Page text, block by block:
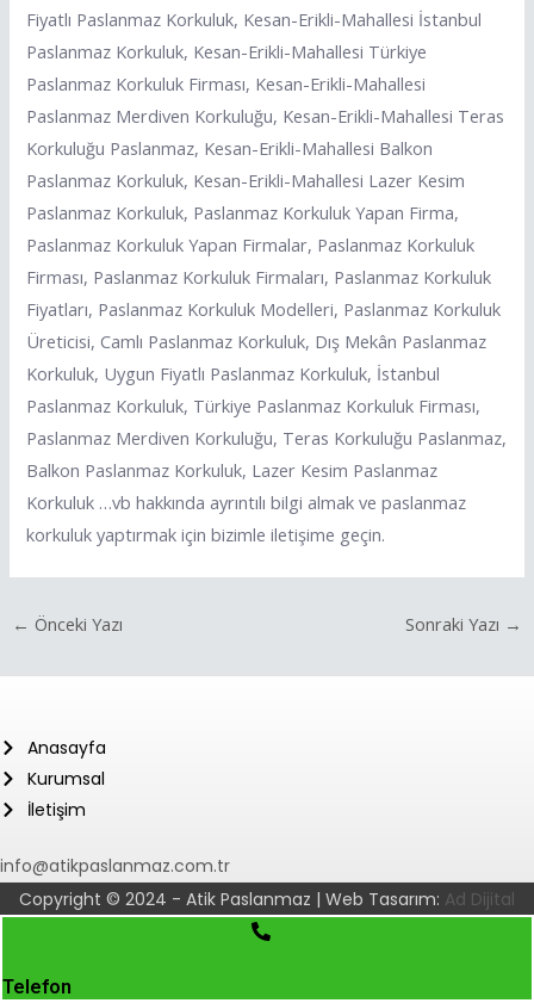
Fiyatlı Paslanmaz Korkuluk, Kesan-Erikli-Mahallesi İstanbul
Paslanmaz Korkuluk, Kesan-Erikli-Mahallesi Türkiye
Paslanmaz Korkuluk Firması, Kesan-Erikli-Mahallesi
Paslanmaz Merdiven Korkuluğu, Kesan-Erikli-Mahallesi Teras
Korkuluğu Paslanmaz, Kesan-Erikli-Mahallesi Balkon
Paslanmaz Korkuluk, Kesan-Erikli-Mahallesi Lazer Kesim
Paslanmaz Korkuluk, Paslanmaz Korkuluk Yapan Firma,
Paslanmaz Korkuluk Yapan Firmalar, Paslanmaz Korkuluk
Firması, Paslanmaz Korkuluk Firmaları, Paslanmaz Korkuluk
Fiyatları, Paslanmaz Korkuluk Modelleri, Paslanmaz Korkuluk
Üreticisi, Camlı Paslanmaz Korkuluk, Dış Mekân Paslanmaz
Korkuluk, Uygun Fiyatlı Paslanmaz Korkuluk, İstanbul
Paslanmaz Korkuluk, Türkiye Paslanmaz Korkuluk Firması,
Paslanmaz Merdiven Korkuluğu, Teras Korkuluğu Paslanmaz,
Balkon Paslanmaz Korkuluk, Lazer Kesim Paslanmaz
Korkuluk …vb hakkında ayrıntılı bilgi almak ve paslanmaz
korkuluk yaptırmak için bizimle iletişime geçin.
← Önceki Yazı Sonraki Yazı →
Anasayfa
Kurumsal
İletişim
info@atikpaslanmaz.com.tr
Copyright © 2024 - Atik Paslanmaz | Web Tasarım: Ad Dijital
Telefon